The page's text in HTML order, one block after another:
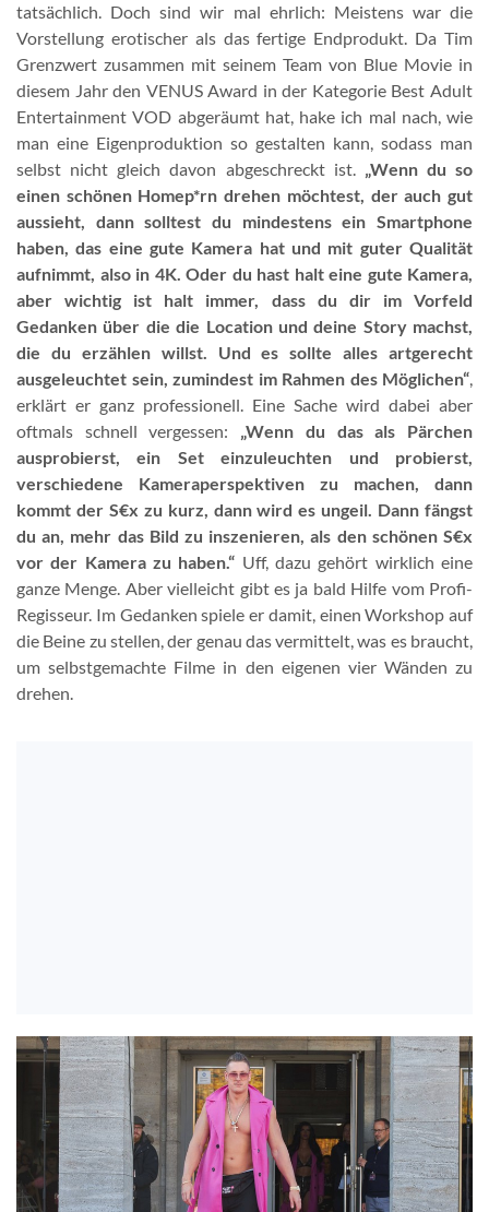
tatsächlich. Doch sind wir mal ehrlich: Meistens war die
Vorstellung erotischer als das fertige Endprodukt. Da Tim
Grenzwert zusammen mit seinem Team von Blue Movie in
diesem Jahr den VENUS Award in der Kategorie Best Adult
Entertainment VOD abgeräumt hat, hake ich mal nach, wie
man eine Eigenproduktion so gestalten kann, sodass man
selbst nicht gleich davon abgeschreckt ist. „Wenn du so
einen schönen Homep*rn drehen möchtest, der auch gut
aussieht, dann solltest du mindestens ein Smartphone
haben, das eine gute Kamera hat und mit guter Qualität
aufnimmt, also in 4K. Oder du hast halt eine gute Kamera,
aber wichtig ist halt immer, dass du dir im Vorfeld
Gedanken über die die Location und deine Story machst,
die du erzählen willst. Und es sollte alles artgerecht
ausgeleuchtet sein, zumindest im Rahmen des Möglichen“,
erklärt er ganz professionell. Eine Sache wird dabei aber
oftmals schnell vergessen: „Wenn du das als Pärchen
ausprobierst, ein Set einzuleuchten und probierst,
verschiedene Kameraperspektiven zu machen, dann
kommt der S€x zu kurz, dann wird es ungeil. Dann fängst
du an, mehr das Bild zu inszenieren, als den schönen S€x
vor der Kamera zu haben.“ Uff, dazu gehört wirklich eine
ganze Menge. Aber vielleicht gibt es ja bald Hilfe vom Profi-
Regisseur. Im Gedanken spiele er damit, einen Workshop auf
die Beine zu stellen, der genau das vermittelt, was es braucht,
um selbstgemachte Filme in den eigenen vier Wänden zu
drehen.